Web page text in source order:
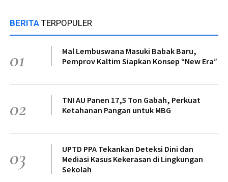
BERITA TERPOPULER
01
Mal Lembuswana Masuki Babak Baru,
Pemprov Kaltim Siapkan Konsep “New Era”
02
TNI AU Panen 17,5 Ton Gabah, Perkuat
Ketahanan Pangan untuk MBG
03
UPTD PPA Tekankan Deteksi Dini dan
Mediasi Kasus Kekerasan di Lingkungan
Sekolah